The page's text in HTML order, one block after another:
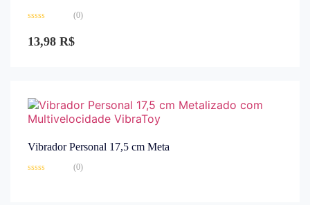
0
de
(0)
13,98 R$
Vibrador Personal 17,5 cm Meta
(0)